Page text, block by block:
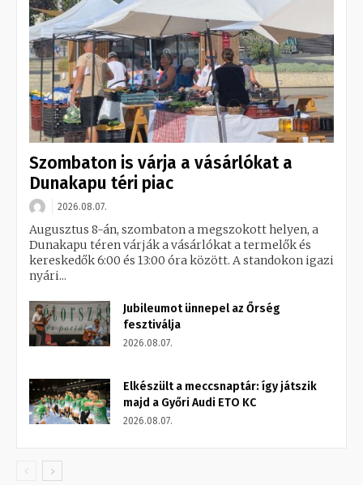
Szombaton is várja a vásárlókat a
Dunakapu téri piac
2026.08.07.
Augusztus 8-án, szombaton a megszokott helyen, a
Dunakapu téren várják a vásárlókat a termelők és
kereskedők 6:00 és 13:00 óra között. A standokon igazi
nyári...
Jubileumot ünnepel az Őrség
fesztiválja
2026.08.07.
Elkészült a meccsnaptár: így játszik
majd a Győri Audi ETO KC
2026.08.07.